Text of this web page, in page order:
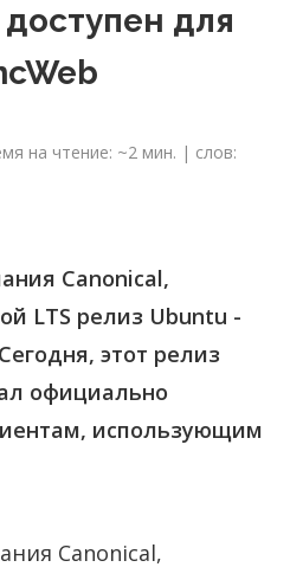
для
на чтение: ~2 мин. | слов:
Canonical,
LTS релиз Ubuntu -
этот релиз
официально
использующим
Canonical,